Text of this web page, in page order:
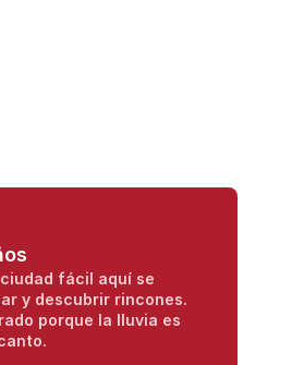
ideal para una foto
a la Catedral.
fácil aquí se
y descubrir rincones.
porque la lluvia es